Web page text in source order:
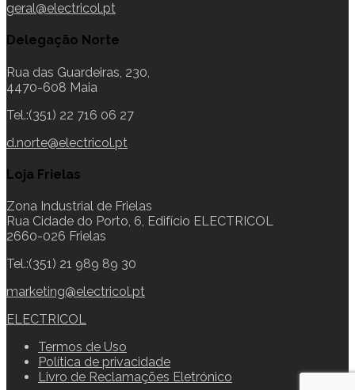
geral@electricol.pt
Delegação Norte
Rua das Guardeiras, 230,
4470-608 Maia
Tel.:(351) 22 716 06 27
d.norte@electricol.pt
Loja Frielas
Zona Industrial de Frielas
Rua Cidade do Porto, 6, Edifício ELECTRICOL
2660-026 Frielas
Tel.:(351) 21 989 89 30
marketing@electricol.pt
ELECTRICOL
Termos de Uso
Política de privacidade
Livro de Reclamações Eletrónico